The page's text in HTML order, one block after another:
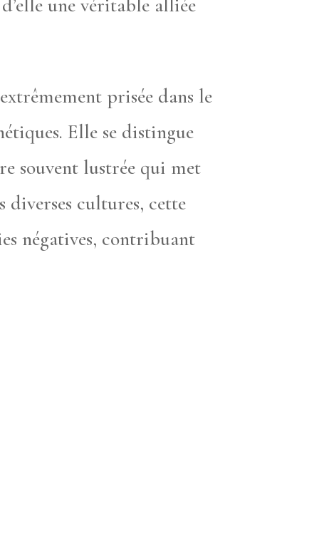
une véritable alliée
prisée dans le
Elle se distingue
souvent lustrée qui met
diverses cultures, cette
négatives, contribuant